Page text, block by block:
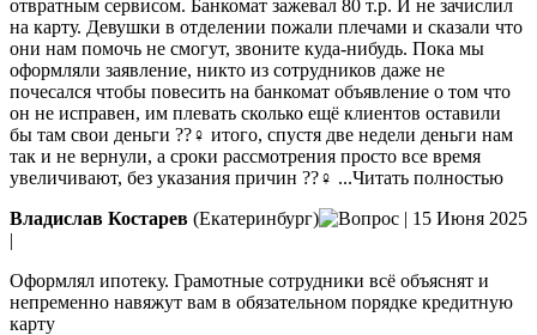
отвратным сервисом. Банкомат зажевал 80 т.р. И не зачислил
на карту. Девушки в отделении пожали плечами и сказали что
они нам помочь не смогут, звоните куда-нибудь. Пока мы
оформляли заявление, никто из сотрудников даже не
почесался чтобы повесить на банкомат объявление о том что
он не исправен, им плевать сколько ещё клиентов оставили
бы там свои деньги ??‍♀️ итого, спустя две недели деньги нам
так и не вернули, а сроки рассмотрения просто все время
увеличивают, без указания причин ??‍♀️ ...Читать полностью
Владислав Костарев (Екатеринбург) | 15 Июня 2025
|
Оформлял ипотеку. Грамотные сотрудники всё объяснят и
непременно навяжут вам в обязательном порядке кредитную
карту